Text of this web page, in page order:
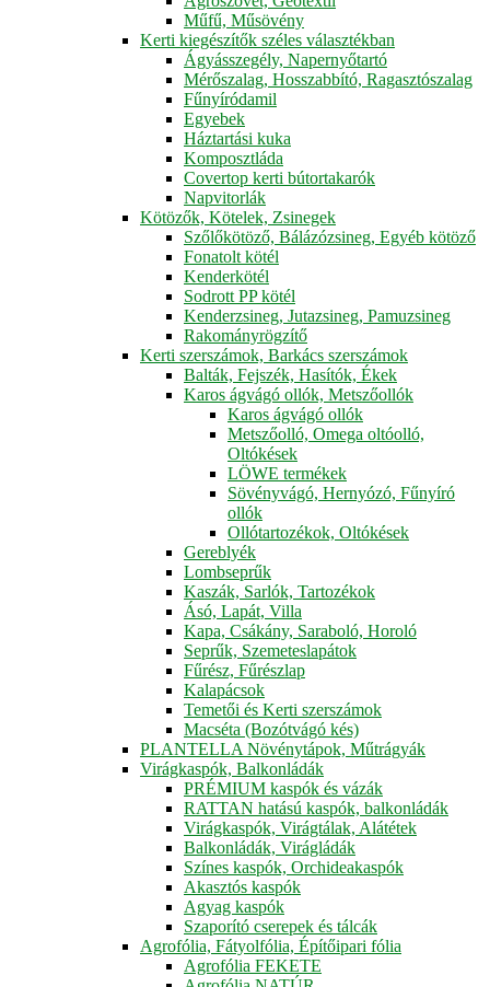
Műfű, Műsövény
Kerti kiegészítők széles választékban
Ágyásszegély, Napernyőtartó
Mérőszalag, Hosszabbító, Ragasztószalag
Fűnyíródamil
Egyebek
Háztartási kuka
Komposztláda
Covertop kerti bútortakarók
Napvitorlák
Kötözők, Kötelek, Zsinegek
Szőlőkötöző, Bálázózsineg, Egyéb kötöző
Fonatolt kötél
Kenderkötél
Sodrott PP kötél
Kenderzsineg, Jutazsineg, Pamuzsineg
Rakományrögzítő
Kerti szerszámok, Barkács szerszámok
Balták, Fejszék, Hasítók, Ékek
Karos ágvágó ollók, Metszőollók
Karos ágvágó ollók
Metszőolló, Omega oltóolló,
Oltókések
LÖWE termékek
Sövényvágó, Hernyózó, Fűnyíró
ollók
Ollótartozékok, Oltókések
Gereblyék
Lombseprűk
Kaszák, Sarlók, Tartozékok
Ásó, Lapát, Villa
Kapa, Csákány, Saraboló, Horoló
Seprűk, Szemeteslapátok
Fűrész, Fűrészlap
Kalapácsok
Temetői és Kerti szerszámok
Macséta (Bozótvágó kés)
PLANTELLA Növénytápok, Műtrágyák
Virágkaspók, Balkonládák
PRÉMIUM kaspók és vázák
RATTAN hatású kaspók, balkonládák
Virágkaspók, Virágtálak, Alátétek
Balkonládák, Virágládák
Színes kaspók, Orchideakaspók
Akasztós kaspók
Agyag kaspók
Szaporító cserepek és tálcák
Agrofólia, Fátyolfólia, Építőipari fólia
Agrofólia FEKETE